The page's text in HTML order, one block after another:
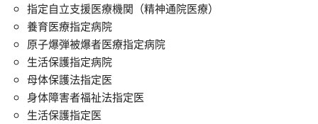
指定自立支援医療機関（精神通院医療）
養育医療指定病院
原子爆弾被爆者医療指定病院
生活保護指定病院
母体保護法指定医
身体障害者福祉法指定医
生活保護指定医